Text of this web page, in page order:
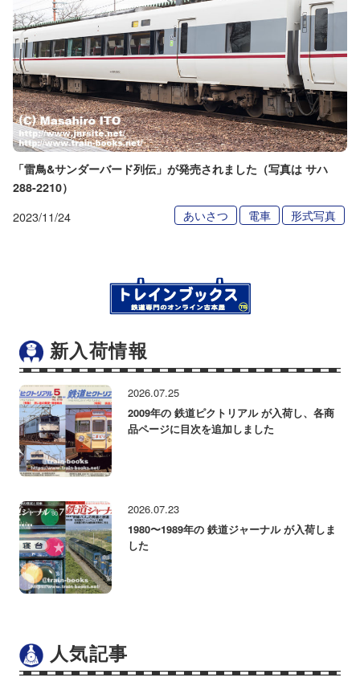
「雷鳥&サンダーバード列伝」が発売されました（写真は サハ
288-2210）
2023/11/24 あいさつ 電車 形式写真
新入荷情報
2026.07.25
2009年の 鉄道ピクトリアル が入荷し、各商
品ページに目次を追加しました
2026.07.23
1980〜1989年の 鉄道ジャーナル が入荷しま
した
人気記事